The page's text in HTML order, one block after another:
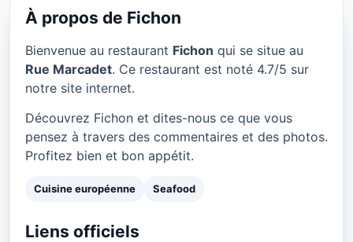
★ 4.7/5
À propos de Fichon
Bienvenue au restaurant Fichon qui se situe au
Rue Marcadet. Ce restaurant est noté 4.7/5 sur
notre site internet.
Découvrez Fichon et dites-nous ce que vous
pensez à travers des commentaires et des photos.
Profitez bien et bon appétit.
Cuisine européenne Seafood
Liens officiels